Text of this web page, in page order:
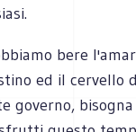
bere
ed il cervello
governo, bisogna